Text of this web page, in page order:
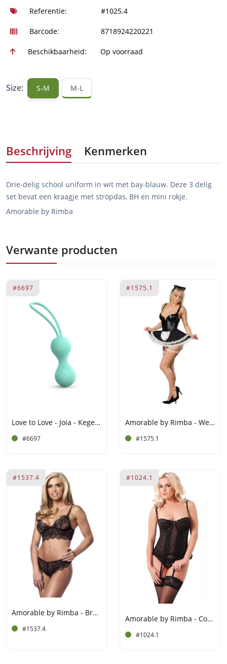
Referentie: #1025.4
Barcode: 8718924220221
Beschikbaarheid: Op voorraad
Size: S-M M-L
Beschrijving Kenmerken
Drie-delig school uniform in wit met bay-blauw. Deze 3 delig
set bevat een kraagje met stropdas, BH en mini rokje.
Amorable by Rimba
Verwante producten
#6697
Love to Love - Joia - Kegelbal - Mint
#6697
#1575.1
Amorable by Rimba - Wetlook Dienstmeisjes uniform - Zwart, Wit
#1575.1
#1537.4
Amorable by Rimba - Bralette met Slip - Zwart
#1537.4
#1024.1
Amorable by Rimba - Corset (3 delig) - Zwart
#1024.1